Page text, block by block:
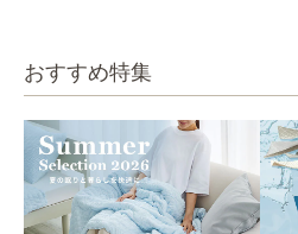
おすすめ特集